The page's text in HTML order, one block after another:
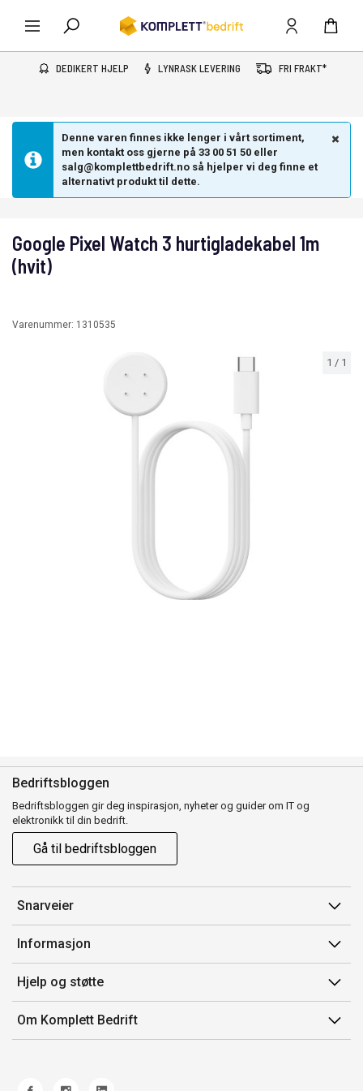
DEDIKERT HJELP LYNRASK LEVERING FRI FRAKT*
Denne varen finnes ikke lenger i vårt sortiment,
men kontakt oss gjerne på 33 00 51 50 eller
salg@komplettbedrift.no så hjelper vi deg finne et
alternativt produkt til dette.
1 / 1
Google Pixel Watch 3 hurtigladekabel 1m
(hvit)
Varenummer: 1310535
Bedriftsbloggen
Bedriftsbloggen gir deg inspirasjon, nyheter og guider om IT og
elektronikk til din bedrift.
Gå til bedriftsbloggen
Snarveier
Min side
Ordreoversikt
Mine produkter
Informasjon
Salgsbetingelser
Avtalevilkår for Komplett Bedrift Pluss
Produsenter
Hjelp og støtte
Kontakt oss
Retur
Om Komplett Bedrift